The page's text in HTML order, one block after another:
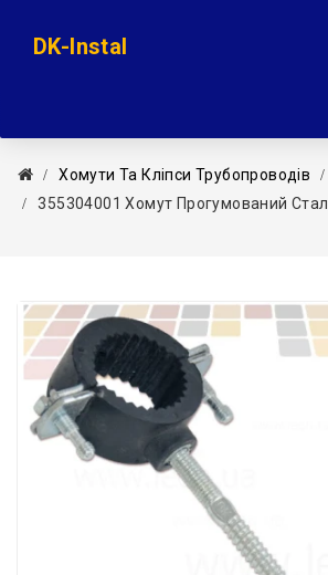
DK-Instal
Хомути Та Кліпси Трубопроводів
355304001 Хомут Прогумований